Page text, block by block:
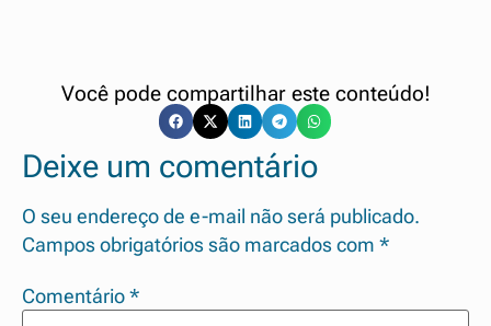
Você pode compartilhar este conteúdo!
Deixe um comentário
O seu endereço de e-mail não será publicado.
Campos obrigatórios são marcados com *
Comentário *